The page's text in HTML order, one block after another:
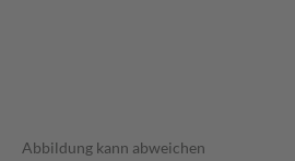
Abbildung kann abweichen